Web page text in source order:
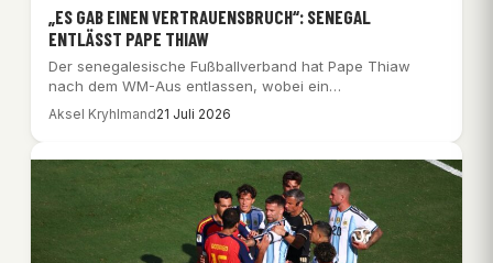
„ES GAB EINEN VERTRAUENSBRUCH“: SENEGAL
ENTLÄSST PAPE THIAW
Der senegalesische Fußballverband hat Pape Thiaw
nach dem WM-Aus entlassen, wobei ein
Vertrauensbruch und Vertragsstreitigkeiten…
Aksel Kryhlmand21 Juli 2026